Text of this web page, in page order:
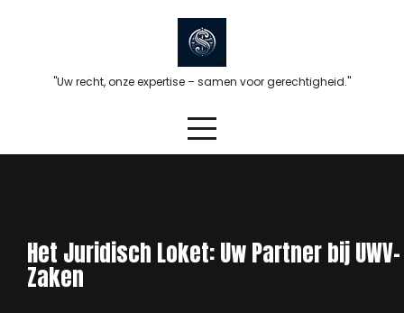
"Uw recht, onze expertise – samen voor gerechtigheid."
Het Juridisch Loket: Uw Partner bij UWV-
Zaken